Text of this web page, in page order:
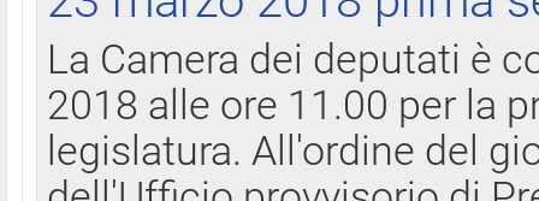
La Camera dei deputati è
2018 alle ore 11.00 per la
legislatura. All'ordine del